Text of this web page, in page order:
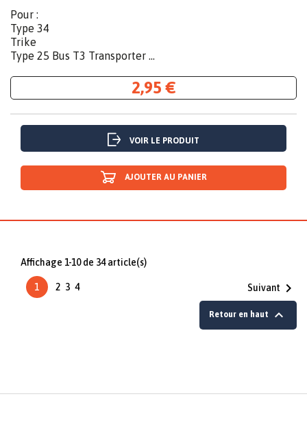
Pour :
Type 34
Trike
Type 25 Bus T3 Transporter ...
2,95 €
VOIR LE PRODUIT
AJOUTER AU PANIER
Affichage 1-10 de 34 article(s)
1 2 3 4 Suivant 
Retour en haut 